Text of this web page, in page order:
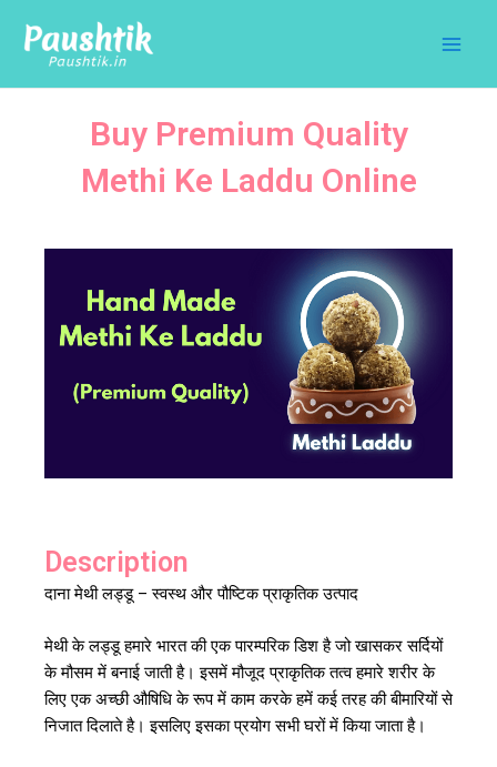
content
Buy Premium Quality
Methi Ke Laddu Online
Description
दाना मेथी लड्डू – स्वस्थ और पौष्टिक प्राकृतिक उत्पाद
मेथी के लड्डू हमारे भारत की एक पारम्परिक डिश है जो खासकर सर्दियों
के मौसम में बनाई जाती है। इसमें मौजूद प्राकृतिक तत्व हमारे शरीर के
लिए एक अच्छी औषिधि के रूप में काम करके हमें कई तरह की बीमारियों से
निजात दिलाते है। इसलिए इसका प्रयोग सभी घरों में किया जाता है।